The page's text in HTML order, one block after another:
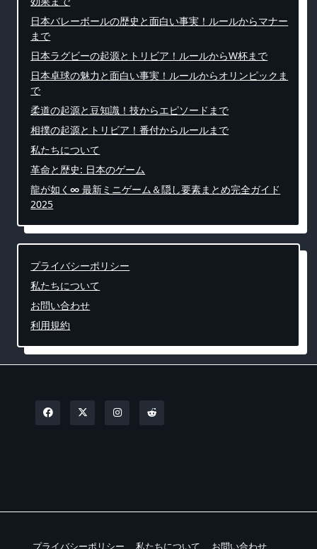
日本バレーボールの歴史と面白い事実！ルールからマナー
まで
日本ラグビーの起源とトリビア！ルールからW杯まで
日本卓球の魅力と面白い事実！ルールからオリンピックま
で
柔道の起源と豆知識！技からエピソードまで
相撲の起源とトリビア！番付からルールまで
私たちについて
革命と歴史: 日本のゲーム
龍が如く∞ 最新ミニゲーム＆隠し要素まとめ完全ガイド
2025
プライバシーポリシー
私たちについて
お問い合わせ
利用規約
プライバシーポリシー 私たちについて お問い合わせ